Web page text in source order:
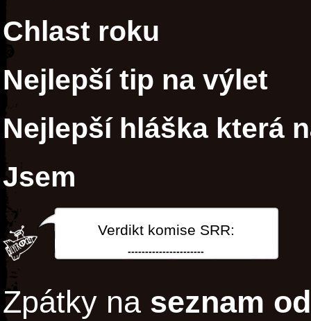
Chlast roku
Nejlepší tip na výlet
Nejlepší hláška která
Jsem
Verdikt komise SRR:
----------------------
Zpátky na seznam